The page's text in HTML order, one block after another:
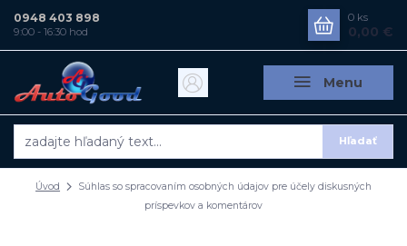
Menu
Hľadať
0948 403 898
9:00 - 16:30 hod
0 ks
0,00 €
Úvod
Súhlas so spracovaním osobných údajov pre účely diskusných
príspevkov a komentárov